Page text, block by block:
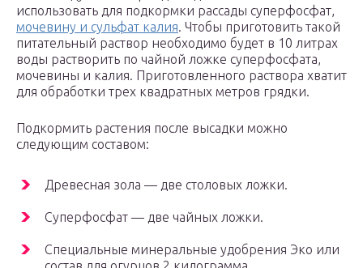
использовать для подкормки рассады суперфосфат,
мочевину и сульфат калия. Чтобы приготовить такой
питательный раствор необходимо будет в 10 литрах
воды растворить по чайной ложке суперфосфата,
мочевины и калия. Приготовленного раствора хватит
для обработки трех квадратных метров грядки.
Подкормить растения после высадки можно
следующим составом:
Древесная зола — две столовых ложки.
Суперфосфат — две чайных ложки.
Специальные минеральные удобрения Эко или